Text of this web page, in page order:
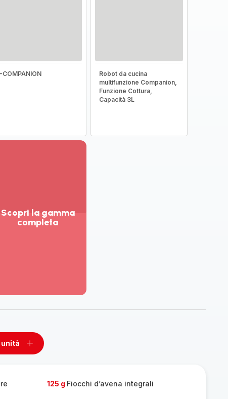
COMPANION
Robot da cucina
multifunzione Companion,
Funzione Cottura,
Capacità 3L
Scopri la gamma
completa
unità
Aggiungi
125 g Fiocchi d’avena integrali